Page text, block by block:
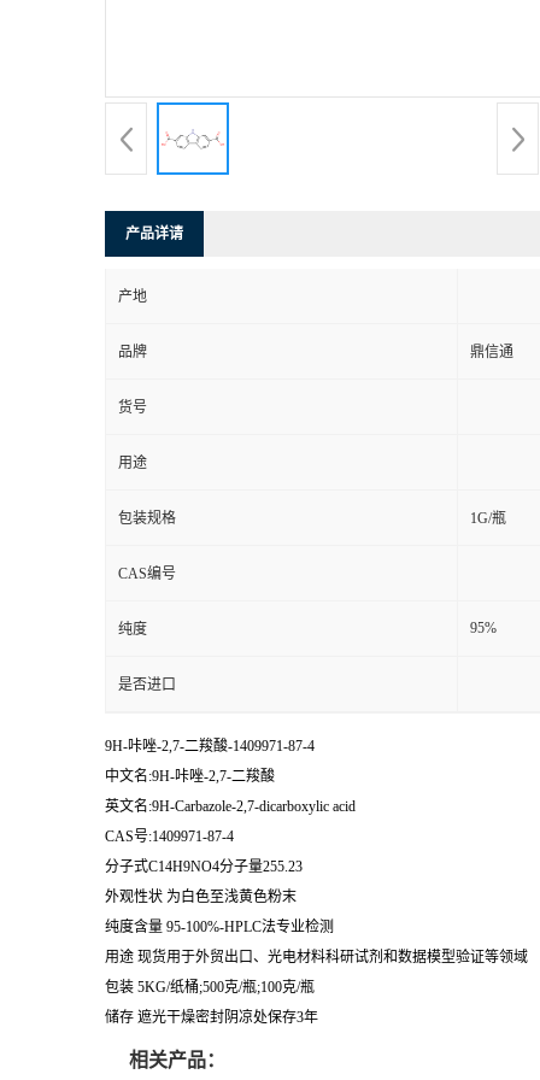
产品详请
产地
品牌 鼎信通
货号
用途
包装规格 1G/瓶
CAS编号
纯度 95%
是否进口
9H-咔唑-2,7-二羧酸-1409971-87-4
中文名:9H-咔唑-2,7-二羧酸
英文名:9H-Carbazole-2,7-dicarboxylic acid
CAS号:1409971-87-4
分子式C14H9NO4分子量255.23
外观性状 为白色至浅黄色粉末
纯度含量 95-100%-HPLC法专业检测
用途 现货用于外贸出口、光电材料科研试剂和数据模型验证等领域
包装 5KG/纸桶;500克/瓶;100克/瓶
储存 遮光干燥密封阴凉处保存3年
相关产品：